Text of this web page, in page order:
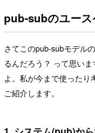
pub-subのユース
さてこのpub-subモデル
るんだろう？ って思い
よ。私が今まで使ったり
ご紹介します。